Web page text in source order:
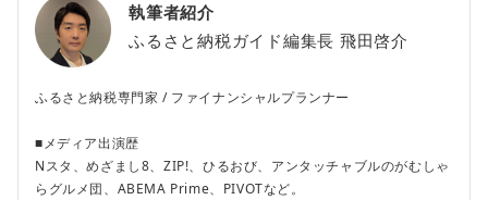
執筆者紹介
ふるさと納税ガイド編集長 飛田啓介
ふるさと納税専門家 / ファイナンシャルプランナー
■メディア出演歴
Nスタ、めざまし8、ZIP!、ひるおび、アンタッチャブルのがむしゃ
らグルメ団、ABEMA Prime、PIVOTなど。